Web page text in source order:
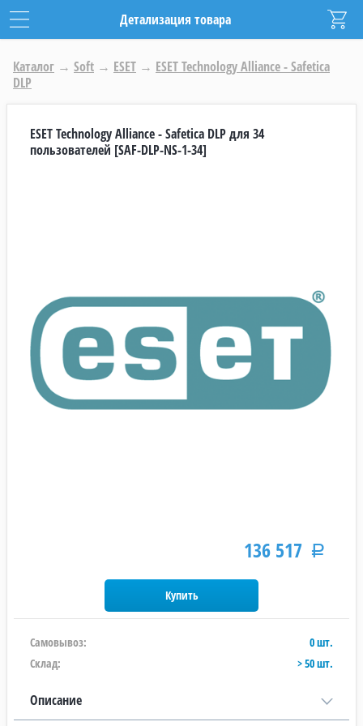
Детализация товара
Каталог → Soft → ESET → ESET Technology Alliance - Safetica
DLP
ESET Technology Alliance - Safetica DLP для 34
пользователей [SAF-DLP-NS-1-34]
136 517 Р
Самовывоз:
0 шт.
Склад:
> 50 шт.
Описание